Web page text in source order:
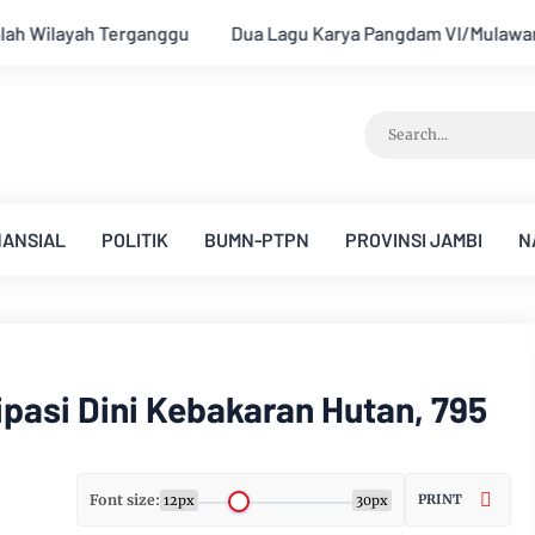
VI/Mulawarman Mayjen TNI Krido Pramono Jadi Ikon Singing
POLITIK BUMN-PTPN PROVINSI JAMBI
Dini Kebakaran Hutan, 795
Font size: 12px 30px PRINT